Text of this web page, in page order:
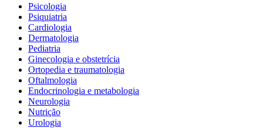
Psicologia
Psiquiatria
Cardiologia
Dermatologia
Pediatria
Ginecologia e obstetrícia
Ortopedia e traumatologia
Oftalmologia
Endocrinologia e metabologia
Neurologia
Nutrição
Urologia